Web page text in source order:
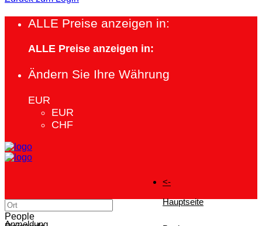
ALLE Preise anzeigen in:
ALLE Preise anzeigen in:
Ändern Sie Ihre Währung
EUR
EUR
CHF
<-
Hauptseite
Anmeldung
People